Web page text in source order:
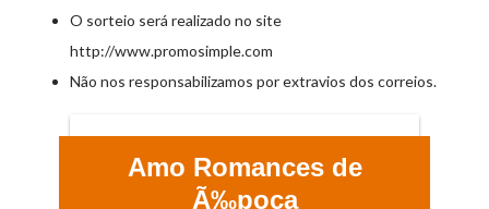
O sorteio será realizado no site
http://www.promosimple.com
Não nos responsabilizamos por extravios dos correios.